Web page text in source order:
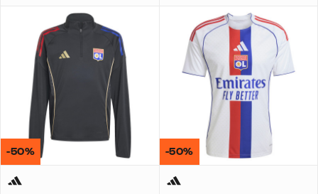
-50% -50%